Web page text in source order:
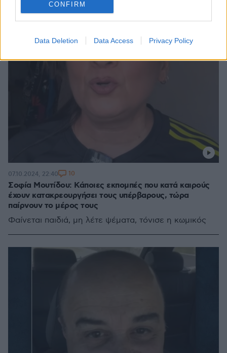
CONFIRM
Data Deletion Data Access Privacy Policy
Σοφία Μουτίδου: Κάποιες εκπομπές που κατά καιρούς
έχουν κατακρεουργήσει τους υπέρβαρους, τώρα
παίρνουν το μέρος τους
Φαίνεται παιδιά, μη λέτε ψέματα, τόνισε η κωμικός
07.10.2024, 22:40 10